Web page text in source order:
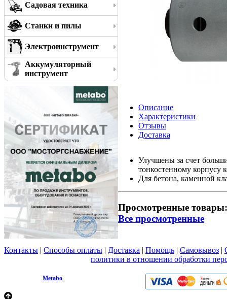
Садовая техника
Станки и пилы
Электроинструмент
Аккумуляторный
инструмент
Описание
Характеристики
Отзывы
Доставка
Улучшены за счет
тонкостенному корпусу
Для бетона, каменной
Просмотренные товары:
Все просмотренные
Контакты | Способы оплаты | Доставка | Помощь | Самовывоз |
политики в отношении обработки
Metabo